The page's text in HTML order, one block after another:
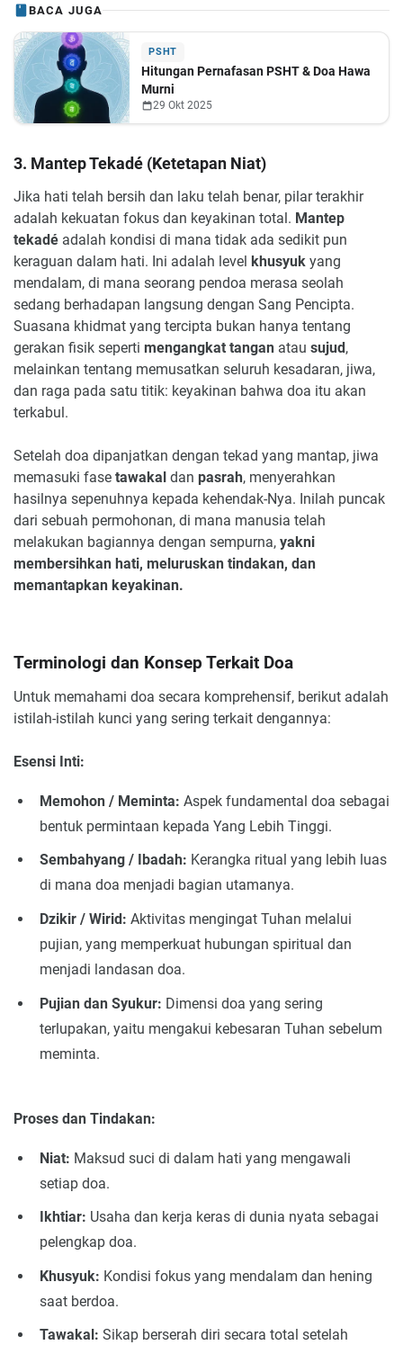
BACA JUGA
PSHT
Hitungan Pernafasan PSHT & Doa Hawa
Murni
29 Okt 2025
3. Mantep Tekadé (Ketetapan Niat)
Jika hati telah bersih dan laku telah benar, pilar terakhir
adalah kekuatan fokus dan keyakinan total. Mantep
tekadé adalah kondisi di mana tidak ada sedikit pun
keraguan dalam hati. Ini adalah level khusyuk yang
mendalam, di mana seorang pendoa merasa seolah
sedang berhadapan langsung dengan Sang Pencipta.
Suasana khidmat yang tercipta bukan hanya tentang
gerakan fisik seperti mengangkat tangan atau sujud ,
melainkan tentang memusatkan seluruh kesadaran, jiwa,
dan raga pada satu titik: keyakinan bahwa doa itu akan
terkabul.
Setelah doa dipanjatkan dengan tekad yang mantap, jiwa
memasuki fase tawakal dan pasrah, menyerahkan
hasilnya sepenuhnya kepada kehendak-Nya. Inilah puncak
dari sebuah permohonan, di mana manusia telah
melakukan bagiannya dengan sempurna, yakni
membersihkan hati, meluruskan tindakan, dan
memantapkan keyakinan.
Terminologi dan Konsep Terkait Doa
Untuk memahami doa secara komprehensif, berikut adalah
istilah-istilah kunci yang sering terkait dengannya:
Esensi Inti:
Memohon / Meminta: Aspek fundamental doa sebagai
bentuk permintaan kepada Yang Lebih Tinggi.
Sembahyang / Ibadah: Kerangka ritual yang lebih luas
di mana doa menjadi bagian utamanya.
Dzikir / Wirid: Aktivitas mengingat Tuhan melalui
pujian, yang memperkuat hubungan spiritual dan
menjadi landasan doa.
Pujian dan Syukur: Dimensi doa yang sering
terlupakan, yaitu mengakui kebesaran Tuhan sebelum
meminta.
Proses dan Tindakan:
Niat: Maksud suci di dalam hati yang mengawali
setiap doa.
Ikhtiar: Usaha dan kerja keras di dunia nyata sebagai
pelengkap doa.
Khusyuk: Kondisi fokus yang mendalam dan hening
saat berdoa.
Tawakal: Sikap berserah diri secara total setelah